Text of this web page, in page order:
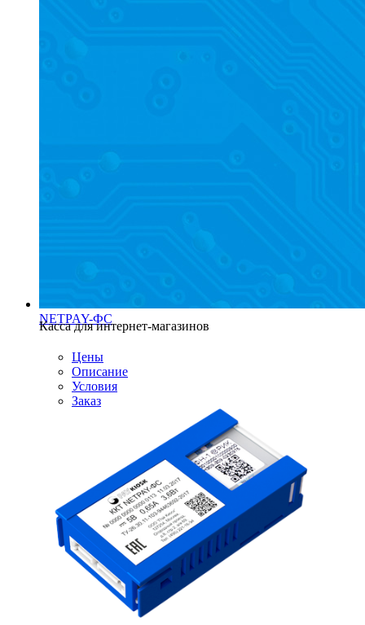
NETPAY-ФС
Касса для интернет-магазинов
Цены
Описание
Условия
Заказ